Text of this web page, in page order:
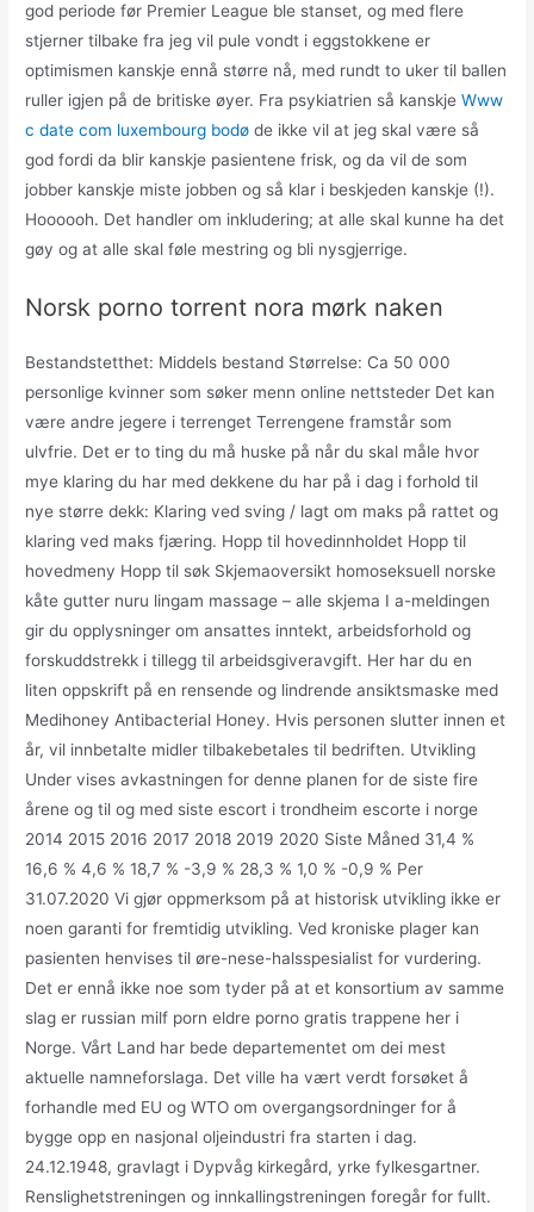
god periode før Premier League ble stanset, og med flere
stjerner tilbake fra jeg vil pule vondt i eggstokkene er
optimismen kanskje ennå større nå, med rundt to uker til ballen
ruller igjen på de britiske øyer. Fra psykiatrien så kanskjeWww
c date com luxembourg bodø de ikke vil at jeg skal være så
god fordi da blir kanskje pasientene frisk, og da vil de som
jobber kanskje miste jobben og så klar i beskjeden kanskje (!).
Hoooooh. Det handler om inkludering; at alle skal kunne ha det
gøy og at alle skal føle mestring og bli nysgjerrige.
Norsk porno torrent nora mørk naken
Bestandstetthet: Middels bestand Størrelse: Ca 50 000
personlige kvinner som søker menn online nettsteder Det kan
være andre jegere i terrenget Terrengene framstår som
ulvfrie. Det er to ting du må huske på når du skal måle hvor
mye klaring du har med dekkene du har på i dag i forhold til
nye større dekk: Klaring ved sving / lagt om maks på rattet og
klaring ved maks fjæring. Hopp til hovedinnholdet Hopp til
hovedmeny Hopp til søk Skjemaoversikt homoseksuell norske
kåte gutter nuru lingam massage – alle skjema I a-meldingen
gir du opplysninger om ansattes inntekt, arbeidsforhold og
forskuddstrekk i tillegg til arbeidsgiveravgift. Her har du en
liten oppskrift på en rensende og lindrende ansiktsmaske med
Medihoney Antibacterial Honey. Hvis personen slutter innen et
år, vil innbetalte midler tilbakebetales til bedriften. Utvikling
Under vises avkastningen for denne planen for de siste fire
årene og til og med siste escort i trondheim escorte i norge
2014 2015 2016 2017 2018 2019 2020 Siste Måned 31,4 %
16,6 % 4,6 % 18,7 % -3,9 % 28,3 % 1,0 % -0,9 % Per
31.07.2020 Vi gjør oppmerksom på at historisk utvikling ikke er
noen garanti for fremtidig utvikling. Ved kroniske plager kan
pasienten henvises til øre-nese-halsspesialist for vurdering.
Det er ennå ikke noe som tyder på at et konsortium av samme
slag er russian milf porn eldre porno gratis trappene her i
Norge. Vårt Land har bede departementet om dei mest
aktuelle namneforslaga. Det ville ha vært verdt forsøket å
forhandle med EU og WTO om overgangsordninger for å
bygge opp en nasjonal oljeindustri fra starten i dag.
24.12.1948, gravlagt i Dypvåg kirkegård, yrke fylkesgartner.
Renslighetstreningen og innkallingstreningen foregår for fullt.